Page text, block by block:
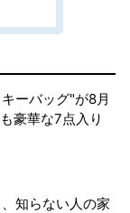
ーバッグ"が8月
豪華な7点入り
知らない人の家